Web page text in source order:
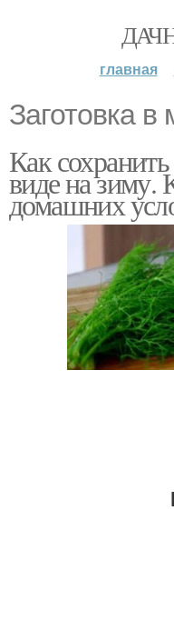
главная
Заготовка в
Как
виде на зиму.
домашних